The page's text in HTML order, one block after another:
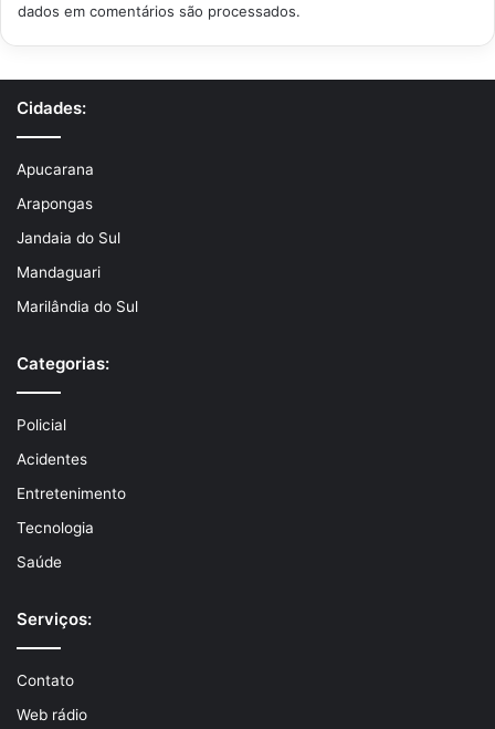
dados em comentários são processados.
Cidades:
Apucarana
Arapongas
Jandaia do Sul
Mandaguari
Marilândia do Sul
Categorias:
Policial
Acidentes
Entretenimento
Tecnologia
Saúde
Serviços:
Contato
Web rádio